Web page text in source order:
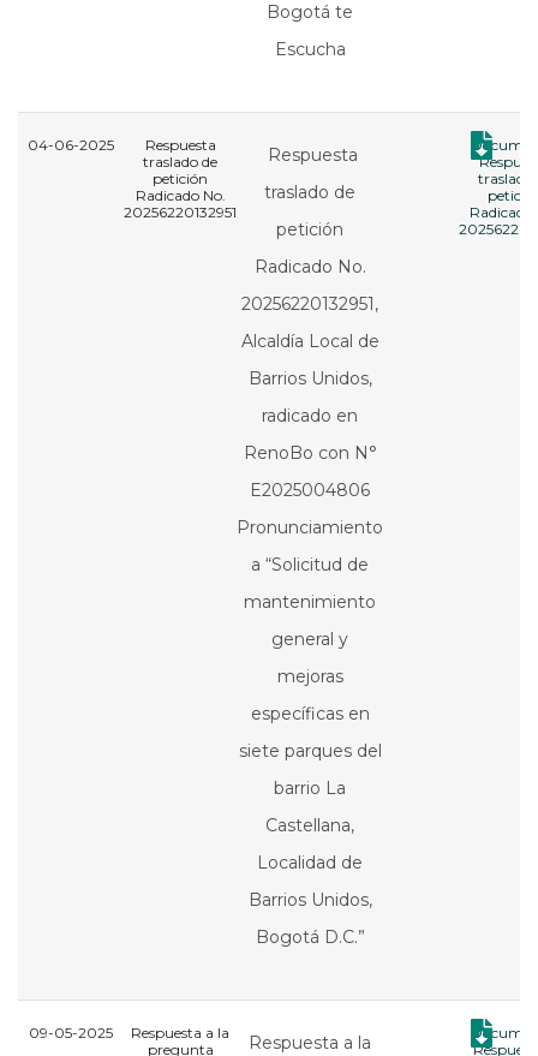
Bogotá te
Escucha
04-06-2025
Respuesta
traslado de
petición
Radicado No.
20256220132951
Respuesta
traslado de
petición
Radicado No.
20256220132951,
Alcaldía Local de
Barrios Unidos,
radicado en
RenoBo con N°
E2025004806
Pronunciamiento
a “Solicitud de
mantenimiento
general y
mejoras
específicas en
siete parques del
barrio La
Castellana,
Localidad de
Barrios Unidos,
Bogotá D.C.”
traslado
Radicado
09-05-2025
Respuesta a la
pregunta
Respuesta a la